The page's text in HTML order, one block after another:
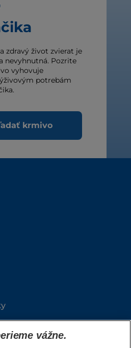
zdravý život zvierat je
nevyhnutná. Pozrite
vyhovuje
potrebám
krmivo
vážne.